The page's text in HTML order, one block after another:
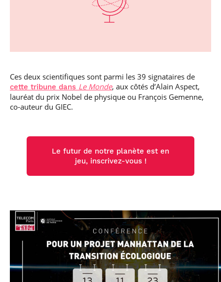
Ces deux scientifiques sont parmi les 39 signataires de
cette tribune dans Le Monde, aux côtés d’Alain Aspect,
lauréat du prix Nobel de physique ou François Gemenne,
co-auteur du GIEC.
Le futur de notre planète est en
jeu, inscrivez-vous !